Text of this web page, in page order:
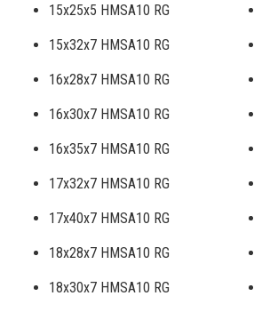
15x25x5 HMSA10 RG
15x32x7 HMSA10 RG
16x28x7 HMSA10 RG
16x30x7 HMSA10 RG
16x35x7 HMSA10 RG
17x32x7 HMSA10 RG
17x40x7 HMSA10 RG
18x28x7 HMSA10 RG
18x30x7 HMSA10 RG